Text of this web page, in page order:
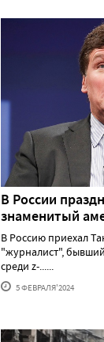
В России
знаменитый
В Россию приехал
"журналист",
среди z-......
5 ФЕВРАЛЯ'2024